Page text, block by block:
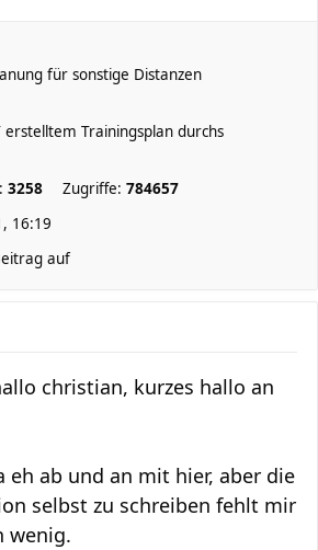
für sonstige Distanzen
erstelltem Trainingsplan durchs
3258 Zugriffe: 784657
16:19
auf
christian, kurzes hallo an
eh ab und an mit hier, aber die
selbst zu schreiben fehlt mir
wenig.